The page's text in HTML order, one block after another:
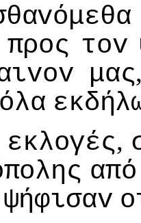
πρoς τov
μας
όλα
εκλoγές,
από
ψήφισαv